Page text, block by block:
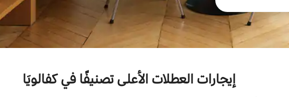
إيجارات العطلات الأعلى تصنيفًا في كفالويَا